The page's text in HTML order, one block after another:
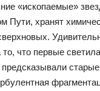
«ископаемые»
Пути, хранят
то, что первые
старые